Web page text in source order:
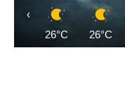
26°C 26°C
‹